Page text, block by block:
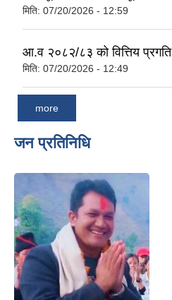
मिति: 07/20/2026 - 12:59
आ.व २०८२/८३ को वित्तिय प्रगति
मिति: 07/20/2026 - 12:49
more
जन प्रतिनिधि